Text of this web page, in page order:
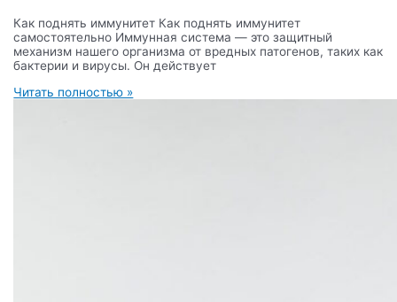
Как поднять иммунитет Как поднять иммунитет
самостоятельно Иммунная система — это защитный
механизм нашего организма от вредных патогенов, таких как
бактерии и вирусы. Он действует
Читать полностью »